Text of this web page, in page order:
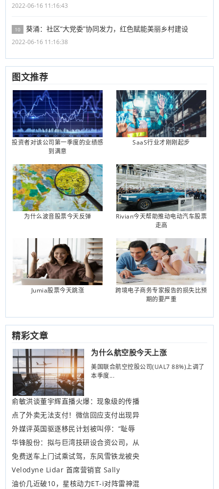
2022-06-16 11:16:43
10 葵涌：社区“大党委”协同发力，红色赋能美丽乡村建设
2022-06-16 11:16:38
图文推荐
投资者对该公司第一季度的业绩感
到满意
SaaS行业才刚刚起步
为什么波音股票今天反弹
Rivian今天帮助推动电动汽车股票
走高
Jumia股票今天跳涨
跨境电子商务专家报告的损失比预
期的要严重
精彩文章
为什么航空股今天上涨
美国联合航空控股公司(UAL7 88%)上调了
本季度...
俞敏洪谈董宇辉直播火爆：现象级的传播
点了外卖无法支付！微信回应支付出现异
外媒评英国驱逐移民计划被叫停：“耻辱
华锋股份：拟与巨湾技研设合资公司，从
免费送车上门试乘试驾，东风雪铁龙被央
Velodyne Lidar 首席营销官 Sally
油价几近破10，星核动力ET-i对阵雷神混